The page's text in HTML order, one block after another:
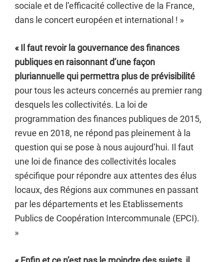
sociale et de l’efficacité collective de la France,
dans le concert européen et international ! »
« Il faut revoir la gouvernance des finances
publiques en raisonnant d’une façon
pluriannuelle qui permettra plus de prévisibilité
pour tous les acteurs concernés au premier rang
desquels les collectivités. La loi de
programmation des finances publiques de 2015,
revue en 2018, ne répond pas pleinement à la
question qui se pose à nous aujourd’hui. Il faut
une loi de finance des collectivités locales
spécifique pour répondre aux attentes des élus
locaux, des Régions aux communes en passant
par les départements et les Etablissements
Publics de Coopération Intercommunale (EPCI).
»